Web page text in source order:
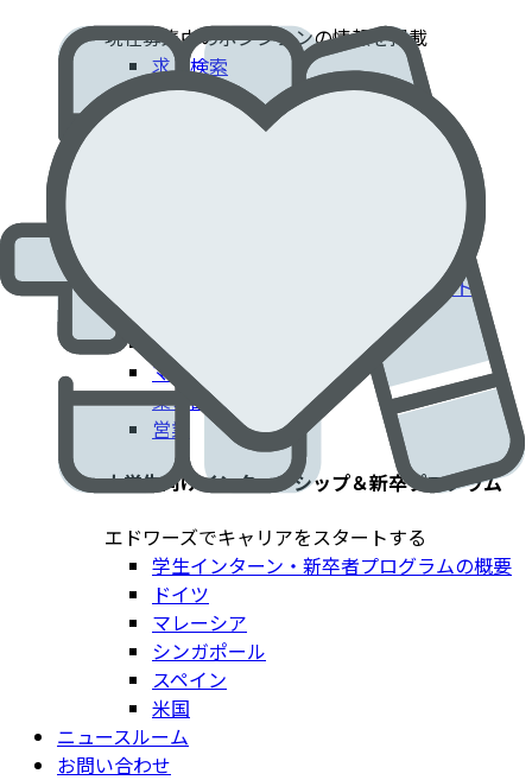
現在募集中のポジションの情報を掲載​
求人検索
採用情報
患者さんに貢献するエドワーズでのキャリア​
フィールドクリニカルスペシャリスト
製造工場
マーケティング
薬事部門
営業
大学生向けインターンシップ＆新卒プログラム
エドワーズでキャリアをスタートする
学生インターン・新卒者プログラムの概要
ドイツ
マレーシア
シンガポール
スペイン
米国
ニュースルーム
お問い合わせ